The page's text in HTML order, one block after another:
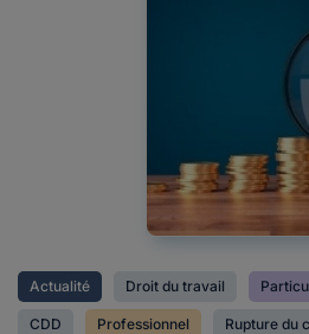
Actualité Droit du travail
CDD Professionnel Rupture du